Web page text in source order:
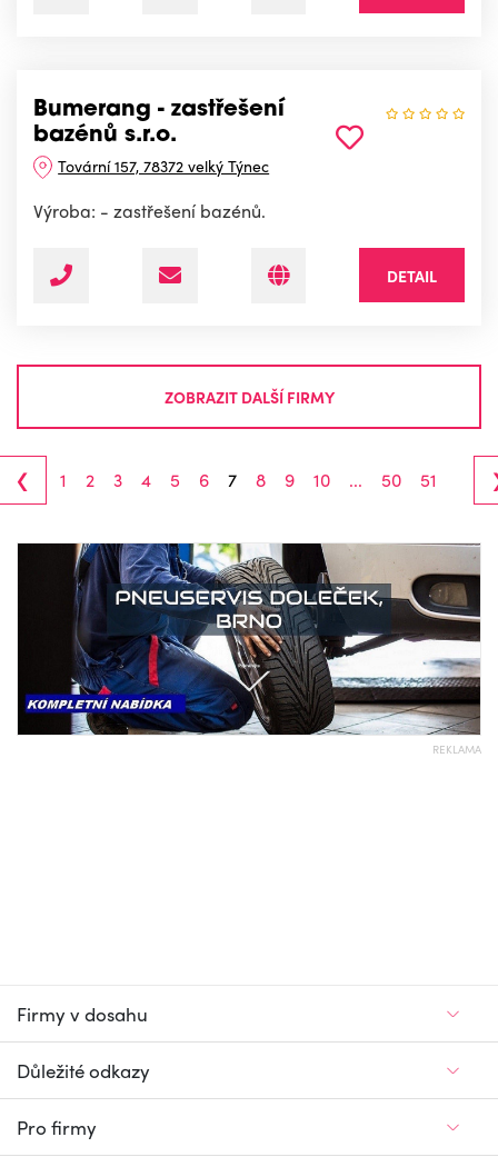
Bumerang - zastřešení
bazénů s.r.o.
Tovární 157, 78372 velký Týnec
Výroba: - zastřešení bazénů.
DETAIL
ZOBRAZIT DALŠÍ FIRMY
‹ 1 2 3 4 5 6 7 8 9 10 ... 50 51
REKLAMA
Firmy v dosahu
Důležité odkazy
Pro firmy